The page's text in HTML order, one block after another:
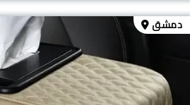
دمشق